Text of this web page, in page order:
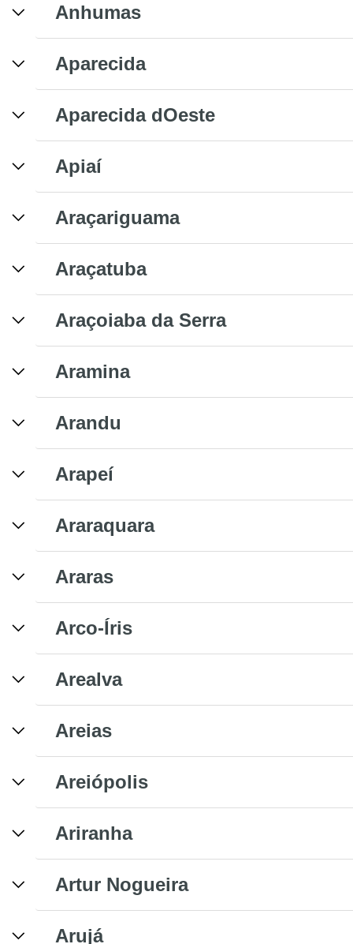
Anhumas
Aparecida
Aparecida dOeste
Apiaí
Araçariguama
Araçatuba
Araçoiaba da Serra
Aramina
Arandu
Arapeí
Araraquara
Araras
Arco-Íris
Arealva
Areias
Areiópolis
Ariranha
Artur Nogueira
Arujá